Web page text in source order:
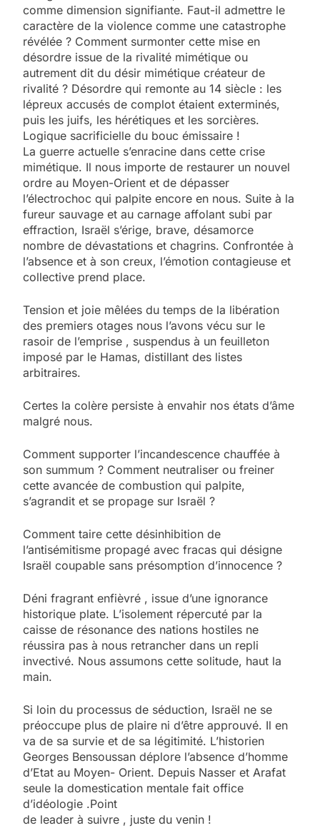
comme dimension signifiante. Faut-il admettre le
caractère de la violence comme une catastrophe
révélée ? Comment surmonter cette mise en
désordre issue de la rivalité mimétique ou
autrement dit du désir mimétique créateur de
rivalité ? Désordre qui remonte au 14 siècle : les
lépreux accusés de complot étaient exterminés,
puis les juifs, les hérétiques et les sorcières.
Logique sacrificielle du bouc émissaire !
La guerre actuelle s’enracine dans cette crise
mimétique. Il nous importe de restaurer un nouvel
ordre au Moyen-Orient et de dépasser
l’électrochoc qui palpite encore en nous. Suite à la
fureur sauvage et au carnage affolant subi par
effraction, Israël s’érige, brave, désamorce
nombre de dévastations et chagrins. Confrontée à
l’absence et à son creux, l’émotion contagieuse et
collective prend place.
Tension et joie mêlées du temps de la libération
des premiers otages nous l’avons vécu sur le
rasoir de l’emprise , suspendus à un feuilleton
imposé par le Hamas, distillant des listes
arbitraires.
Certes la colère persiste à envahir nos états d’âme
malgré nous.
Comment supporter l’incandescence chauffée à
son summum ? Comment neutraliser ou freiner
cette avancée de combustion qui palpite,
s’agrandit et se propage sur Israël ?
Comment taire cette désinhibition de
l’antisémitisme propagé avec fracas qui désigne
Israël coupable sans présomption d’innocence ?
Déni fragrant enfièvré , issue d’une ignorance
historique plate. L’isolement répercuté par la
caisse de résonance des nations hostiles ne
réussira pas à nous retrancher dans un repli
invectivé. Nous assumons cette solitude, haut la
main.
Si loin du processus de séduction, Israël ne se
préoccupe plus de plaire ni d’être approuvé. Il en
va de sa survie et de sa légitimité. L’historien
Georges Bensoussan déplore l’absence d’homme
d’Etat au Moyen- Orient. Depuis Nasser et Arafat
seule la domestication mentale fait office
d’idéologie .Point
de leader à suivre , juste du venin !